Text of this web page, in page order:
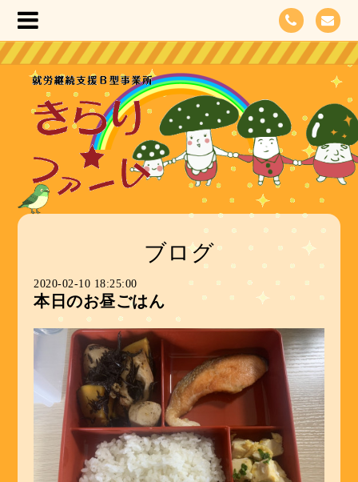
ブログ
2020-02-10 18:25:00
本日のお昼ごはん